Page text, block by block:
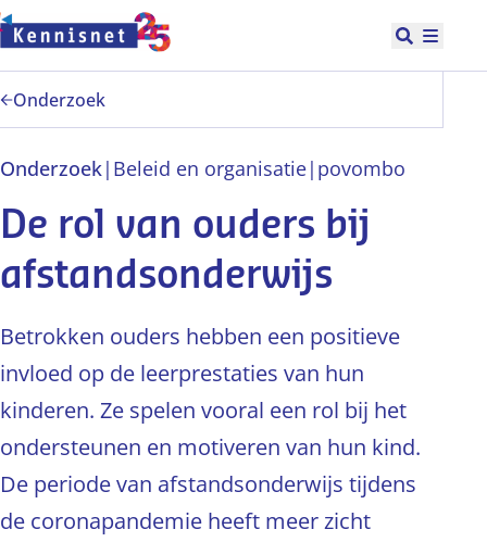
Doorgaan naar hoofdinhoud
Open
Onderzoek
Onderzoek| Beleid en organisatie| povombo
De rol van ouders bij
afstandsonderwijs
Betrokken ouders hebben een positieve
invloed op de leerprestaties van hun
kinderen. Ze spelen vooral een rol bij het
ondersteunen en motiveren van hun kind.
De periode van afstandsonderwijs tijdens
de coronapandemie heeft meer zicht